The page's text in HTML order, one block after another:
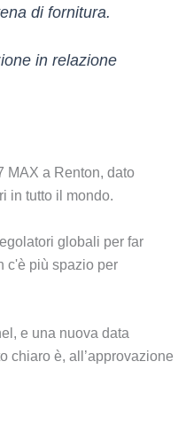
di fornitura.
in relazione
MAX a Renton, dato
in tutto il mondo.
globali per far
c'è più spazio per
e una nuova data
chiaro è, all’approvazione